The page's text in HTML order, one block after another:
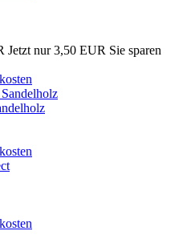
Jetzt nur3,50 EUR Sie sparen